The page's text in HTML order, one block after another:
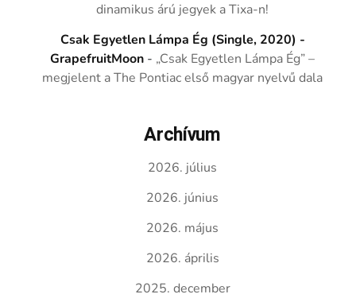
dinamikus árú jegyek a Tixa-n!
Csak Egyetlen Lámpa Ég (Single, 2020) -
GrapefruitMoon - „Csak Egyetlen Lámpa Ég” –
megjelent a The Pontiac első magyar nyelvű dala
Archívum
2026. július
2026. június
2026. május
2026. április
2025. december